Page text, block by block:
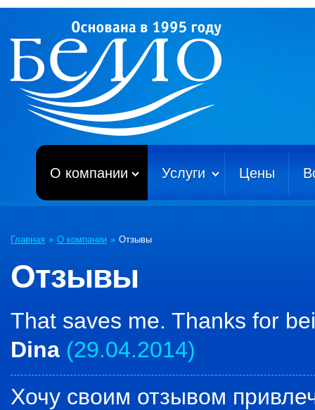
О компании Услуги Цены
Главная » О компании » Отзывы
Отзывы
That saves me. Thanks for
Dina (29.04.2014)
Хочу своим отзывом